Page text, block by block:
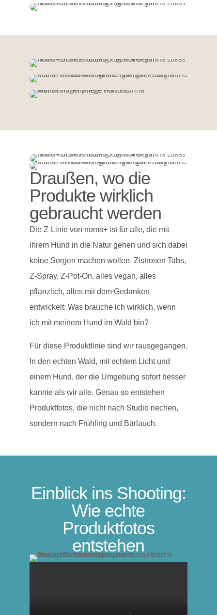
Draußen, wo die
Produkte wirklich
gebraucht werden
Die Z-Linie von noms+ ist für alle, die mit
ihrem Hund in die Natur gehen und sich dabei
keine Sorgen machen wollen. Zistrosen Tabs,
Z-Spray, Z-Pot-On, alles vegan, alles
pflanzlich, alles mit dem Gedanken
entwickelt: Was brauche ich wirklich, wenn
ich mit meinem Hund im Wald bin?
Für diese Produktlinie sind wir rausgegangen.
In den echten Wald, mit echtem Licht und
einem Hund, der die Umgebung sofort besser
kannte als wir alle. Genau so entstehen
Produktfotos, die nicht nach Studio riechen,
sondern nach Frühling und Bärlauch.
Einblick ins Shooting:
Wie echte
Produktfotos
entstehen